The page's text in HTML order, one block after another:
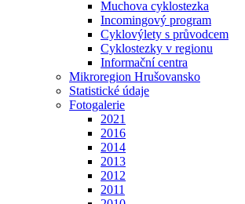
Muchova cyklostezka
Incomingový program
Cyklovýlety s průvodcem
Cyklostezky v regionu
Informační centra
Mikroregion Hrušovansko
Statistické údaje
Fotogalerie
2021
2016
2014
2013
2012
2011